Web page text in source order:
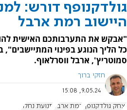
גולדקנופף דורש:
היישוב רמת ארבל
"אבקש את התערבותכם האישית
כל הליך הנוגע בפינוי
סמוטריץ', ארבל ווסרלאוף.
חזקי ברוך
9.05.24, 15:08
יצחק גולדקנופף רמת ארבל תנועת נחלה